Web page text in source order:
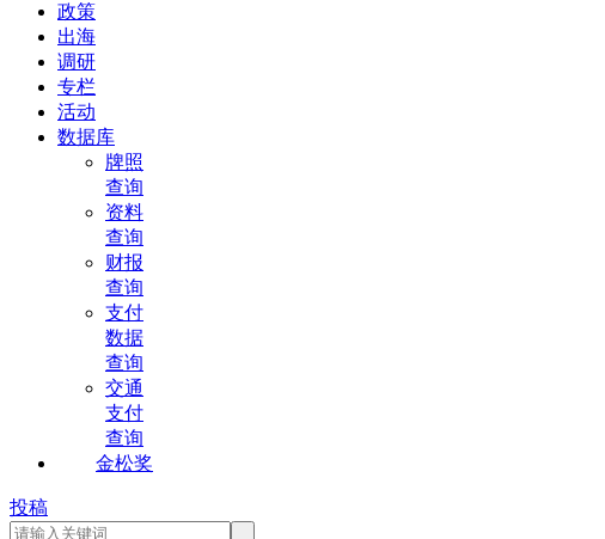
政策
出海
调研
专栏
活动
数据库
牌照
查询
资料
查询
财报
查询
支付
数据
查询
交通
支付
查询
金松奖
投稿